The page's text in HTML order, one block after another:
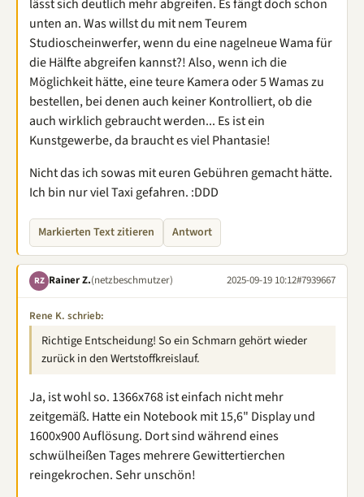
lässt sich deutlich mehr abgreifen. Es fängt doch schon
unten an. Was willst du mit nem Teurem
Studioscheinwerfer, wenn du eine nagelneue Wama für
die Hälfte abgreifen kannst?! Also, wenn ich die
Möglichkeit hätte, eine teure Kamera oder 5 Wamas zu
bestellen, bei denen auch keiner Kontrolliert, ob die
auch wirklich gebraucht werden... Es ist ein
Kunstgewerbe, da braucht es viel Phantasie!
Nicht das ich sowas mit euren Gebühren gemacht hätte.
Ich bin nur viel Taxi gefahren. :DDD
Markierten Text zitieren Antwort
RZ Rainer Z.(netzbeschmutzer) 2025-09-19 10:12#7939667
Rene K. schrieb:
Richtige Entscheidung! So ein Schmarn gehört wieder
zurück in den Wertstoffkreislauf.
Ja, ist wohl so. 1366x768 ist einfach nicht mehr
zeitgemäß. Hatte ein Notebook mit 15,6" Display und
1600x900 Auflösung. Dort sind während eines
schwülheißen Tages mehrere Gewittertierchen
reingekrochen. Sehr unschön!